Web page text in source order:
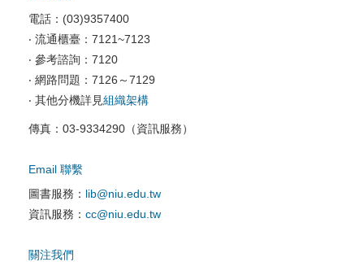
校園資訊安全
電腦教室相關
資訊服務申請
電話：(03)9357400
‧ 流通櫃臺：7121~7123
‧ 參考諮詢：7120
‧ 網路問題：7126～7129
‧ 其他分機詳見組織架構
傳真：03-9334290（資訊服務）
Email 聯繫
圖書服務： lib@niu.edu.tw
資訊服務： cc@niu.edu.tw
關注我們